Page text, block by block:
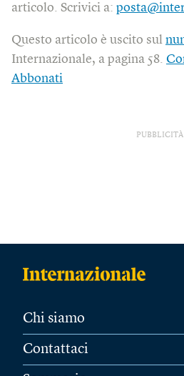
articolo. Scrivici a:
Questo articolo è uscito sul
Internazionale, a pagina 58.
Abbonati
PUBBLICITÀ
Chi siamo
Contattaci